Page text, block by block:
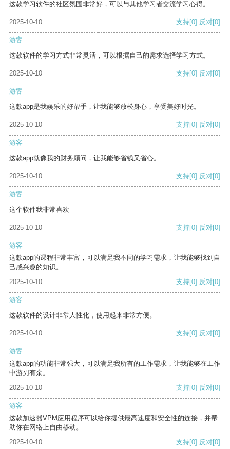
这款学习软件的社区氛围非常好，可以与其他学习者交流学习心得。
2025-10-10 支持[0] 反对[0]
游客
这款软件的学习方式非常灵活，可以根据自己的需求选择学习方式。
2025-10-10 支持[0] 反对[0]
游客
这款app是我娱乐的好帮手，让我能够放松身心，享受美好时光。
2025-10-10 支持[0] 反对[0]
游客
这款app就像我的财务顾问，让我能够省钱又省心。
2025-10-10 支持[0] 反对[0]
游客
这个软件我非常喜欢
2025-10-10 支持[0] 反对[0]
游客
这款app的课程非常丰富，可以满足我不同的学习需求，让我能够找到自
己感兴趣的知识。
2025-10-10
支持[0] 反对[0]
游客
这款软件的设计非常人性化，使用起来非常方便。
2025-10-10 支持[0] 反对[0]
游客
这款app的功能非常强大，可以满足我所有的工作需求，让我能够在工作
中游刃有余。
2025-10-10
支持[0] 反对[0]
游客
这款加速器VPM应用程序可以给你提供最高速度和安全性的连接，并帮
助你在网络上自由移动。
2025-10-10
支持[0] 反对[0]